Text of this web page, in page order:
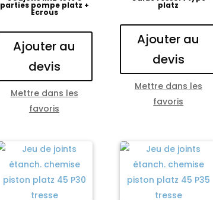
parties pompe platz +
Ecrous
Ajouter au
devis
Mettre dans les
favoris
platz
Ajouter au
devis
Mettre dans les
favoris